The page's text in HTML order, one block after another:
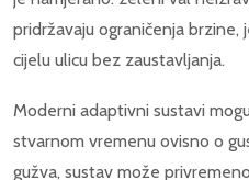
pridržavaju ograničenja
cijelu ulicu bez zaustavljanja.
Moderni adaptivni sustavi
stvarnom vremenu ovisno o
gužva, sustav može